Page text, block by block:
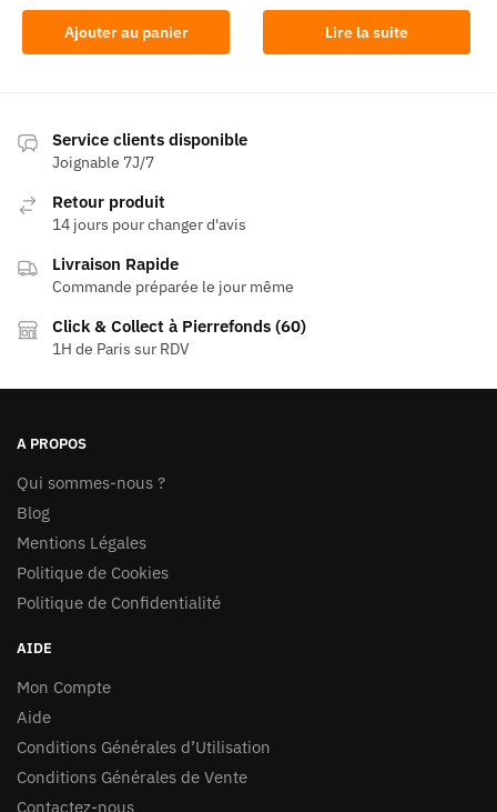
Ajouter au panier Lire la suite
Service clients disponible
Joignable 7J/7
Retour produit
14 jours pour changer d'avis
Livraison Rapide
Commande préparée le jour même
Click & Collect à Pierrefonds (60)
1H de Paris sur RDV
A PROPOS
Qui sommes-nous ?
Blog
Mentions Légales
Politique de Cookies
Politique de Confidentialité
AIDE
Mon Compte
Aide
Conditions Générales d’Utilisation
Conditions Générales de Vente
Contactez-nous